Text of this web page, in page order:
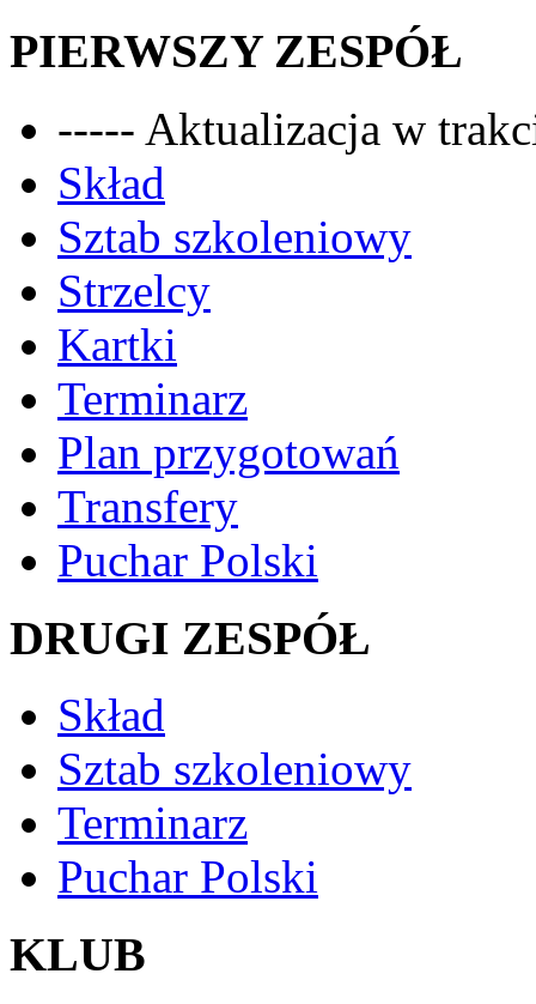
PIERWSZY ZESPÓŁ
----- Aktualizacja w
Skład
Sztab szkoleniowy
Strzelcy
Kartki
Terminarz
Plan przygotowań
Transfery
Puchar Polski
DRUGI ZESPÓŁ
Skład
Sztab szkoleniowy
Terminarz
Puchar Polski
KLUB